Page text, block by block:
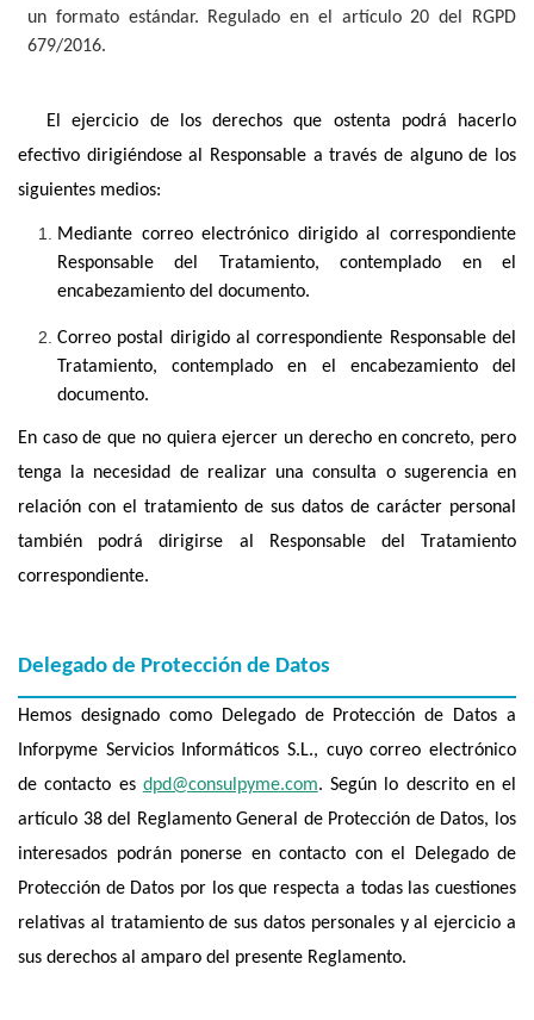
un formato estándar. Regulado en el artículo 20 del RGPD
679/2016.
El ejercicio de los derechos que ostenta podrá hacerlo
efectivo dirigiéndose al Responsable a través de alguno de los
siguientes medios:
Mediante correo electrónico dirigido al correspondiente
Responsable del Tratamiento, contemplado en el
encabezamiento del documento.
Correo postal dirigido al correspondiente Responsable del
Tratamiento, contemplado en el encabezamiento del
documento.
En caso de que no quiera ejercer un derecho en concreto, pero
tenga la necesidad de realizar una consulta o sugerencia en
relación con el tratamiento de sus datos de carácter personal
también podrá dirigirse al Responsable del Tratamiento
correspondiente.
Delegado de Protección de Datos
Hemos designado como Delegado de Protección de Datos a
Inforpyme Servicios Informáticos S.L., cuyo correo electrónico
de contacto es dpd@consulpyme.com. Según lo descrito en el
artículo 38 del Reglamento General de Protección de Datos, los
interesados podrán ponerse en contacto con el Delegado de
Protección de Datos por los que respecta a todas las cuestiones
relativas al tratamiento de sus datos personales y al ejercicio a
sus derechos al amparo del presente Reglamento.